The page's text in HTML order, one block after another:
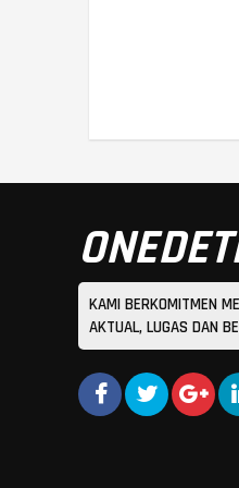
KAMI BERKOMITMEN
AKTUAL, LUGAS DAN